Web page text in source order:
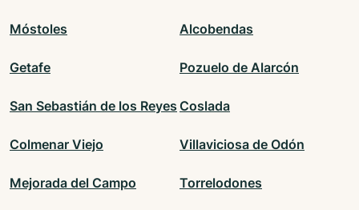
Móstoles Alcobendas
Getafe Pozuelo de Alarcón
San Sebastián de los Reyes Coslada
Colmenar Viejo Villaviciosa de Odón
Mejorada del Campo Torrelodones